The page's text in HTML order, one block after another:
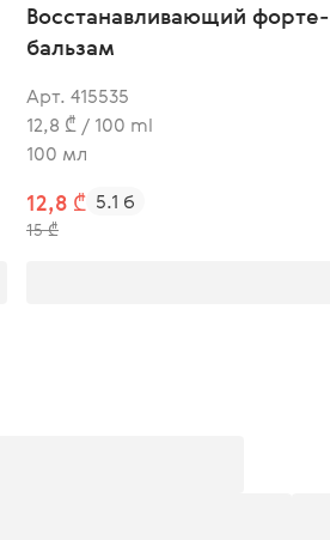
Восстанавливающий форте-
бальзам
Арт. 415535
12,8 ₾ / 100 ml
100 мл
12,8 ₾
15 ₾
5.1 б